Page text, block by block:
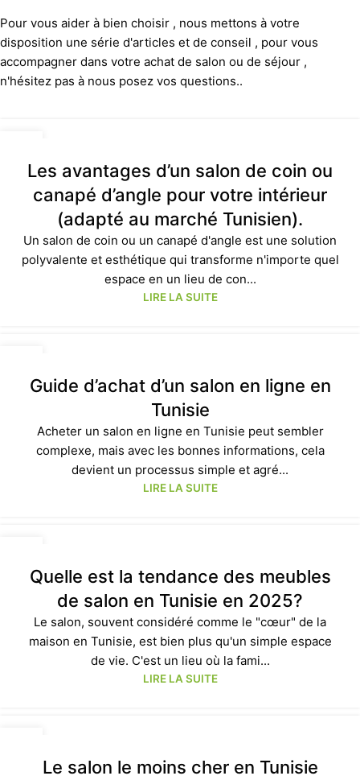
Pour vous aider à bien choisir , nous mettons à votre
disposition une série d'articles et de conseil , pour vous
accompagner dans votre achat de salon ou de séjour ,
n'hésitez pas à nous posez vos questions..
Les avantages d’un salon de coin ou
canapé d’angle pour votre intérieur
(adapté au marché Tunisien).
Un salon de coin ou un canapé d'angle est une solution
polyvalente et esthétique qui transforme n'importe quel
espace en un lieu de con...
LIRE LA SUITE
Guide d’achat d’un salon en ligne en
Tunisie
Acheter un salon en ligne en Tunisie peut sembler
complexe, mais avec les bonnes informations, cela
devient un processus simple et agré...
LIRE LA SUITE
Quelle est la tendance des meubles
de salon en Tunisie en 2025?
Le salon, souvent considéré comme le "cœur" de la
maison en Tunisie, est bien plus qu'un simple espace
de vie. C'est un lieu où la fami...
LIRE LA SUITE
Le salon le moins cher en Tunisie